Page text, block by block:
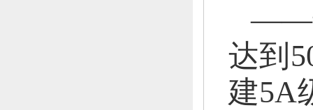
——
达到
建5A